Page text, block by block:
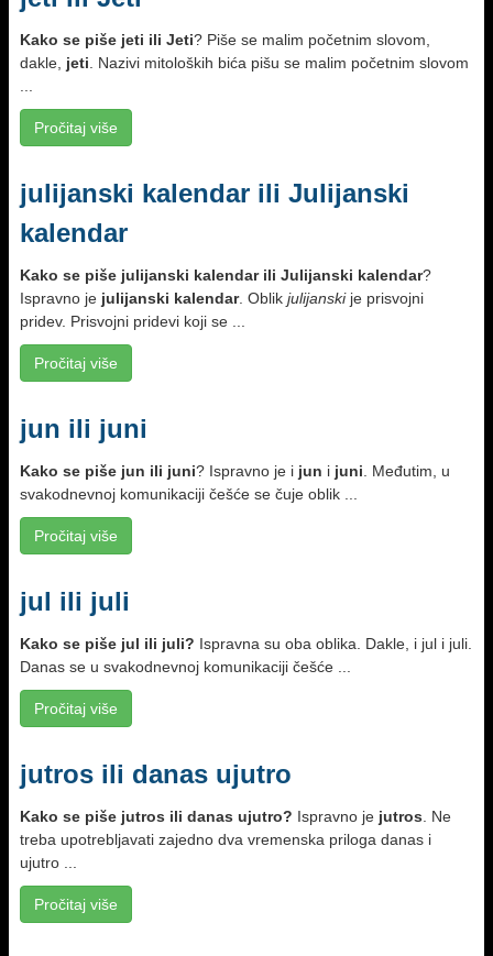
Kako se piše jeti ili Jeti? Piše se malim početnim slovom,
dakle, jeti . Nazivi mitoloških bića pišu se malim početnim slovom
Pročitaj više
julijanski kalendar ili Julijanski
kalendar
Kako se piše julijanski kalendar ili Julijanski kalendar?
Ispravno je julijanski kalendar. Oblik julijanskije prisvojni
pridev. Prisvojni pridevi koji se ...
Pročitaj više
jun ili juni
Kako se piše jun ili juni? Ispravno je i jun i juni . Međutim, u
svakodnevnoj komunikaciji češće se čuje oblik ...
Pročitaj više
jul ili juli
Kako se piše jul ili juli? Ispravna su oba oblika. Dakle, i jul i juli.
Danas se u svakodnevnoj komunikaciji češće ...
Pročitaj više
jutros ili danas ujutro
Kako se piše jutros ili danas ujutro? Ispravno je jutros . Ne
treba upotreblјavati zajedno dva vremenska priloga danas i
ujutro ...
Pročitaj više